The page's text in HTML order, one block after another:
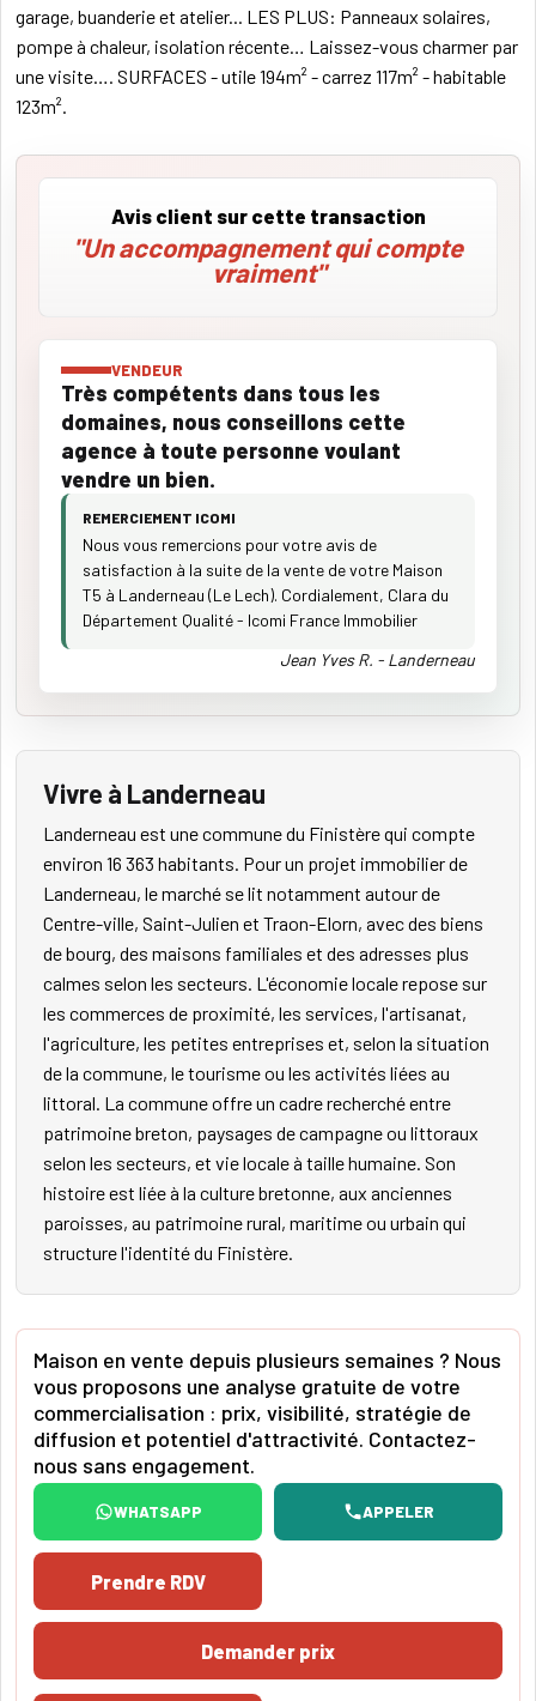
garage, buanderie et atelier... LES PLUS: Panneaux solaires,
pompe à chaleur, isolation récente… Laissez-vous charmer par
une visite…. SURFACES - utile 194m² - carrez 117m² - habitable
123m².
Avis client sur cette transaction
"Un accompagnement qui compte
vraiment"
VENDEUR
Très compétents dans tous les
domaines, nous conseillons cette
agence à toute personne voulant
vendre un bien.
REMERCIEMENT ICOMI
Nous vous remercions pour votre avis de
satisfaction à la suite de la vente de votre Maison
T5 à Landerneau (Le Lech). Cordialement, Clara du
Département Qualité - Icomi France Immobilier
Jean Yves R. - Landerneau
Vivre à Landerneau
Landerneau est une commune du Finistère qui compte
environ 16 363 habitants. Pour un projet immobilier de
Landerneau, le marché se lit notamment autour de
Centre-ville, Saint-Julien et Traon-Elorn, avec des biens
de bourg, des maisons familiales et des adresses plus
calmes selon les secteurs. L'économie locale repose sur
les commerces de proximité, les services, l'artisanat,
l'agriculture, les petites entreprises et, selon la situation
de la commune, le tourisme ou les activités liées au
littoral. La commune offre un cadre recherché entre
patrimoine breton, paysages de campagne ou littoraux
selon les secteurs, et vie locale à taille humaine. Son
histoire est liée à la culture bretonne, aux anciennes
paroisses, au patrimoine rural, maritime ou urbain qui
structure l'identité du Finistère.
Maison en vente depuis plusieurs semaines ? Nous
vous proposons une analyse gratuite de votre
commercialisation : prix, visibilité, stratégie de
diffusion et potentiel d'attractivité. Contactez-
nous sans engagement.
WHATSAPP APPELER
Prendre RDV
Demander prix